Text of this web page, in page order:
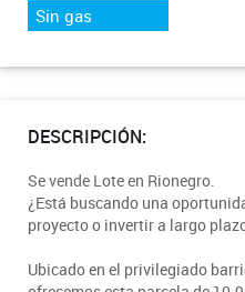
Sin gas
DESCRIPCIÓN:
Se vende Lote en Rionegro.
¿Está buscando una
proyecto o invertir a largo
Ubicado en el privilegiado